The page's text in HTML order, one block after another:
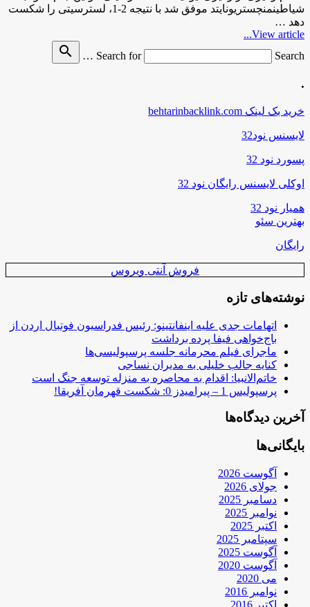
شیاطینمنچستریونایتد موفق شد با نتیجه 2-1، لسترسیتی را شکست
دهد …
View article...
Search for
Search …
search
.
خرید بک لینک behtarinbacklink.com
لایسنس نود32
پسورد نود 32
اوکلی لایسنس رایگان نود 32
همیار نود 32
بهترین سئو
رایگان
فروش آنتی ویروس
نوشته‌های تازه
اتهامات جدی علیه اینفانتینو: رئیس فدراسیون فوتبال اردن از
باج‌خواهی فیفا پرده برداشت
ماجرای فیلم محرمانه جلسه پرسپولیسی‌ها
کنایه جالب خلیلی به مدیران نساجی
خاتم‌الانبیا: اقدام به محاصره به منزله توسعه جنگ است
پرسپولیس 1 – پیرامیدز 0: شکست قهرمان آفریقا!
آخرین دیدگاه‌ها
بایگانی‌ها
آگوست 2026
جولای 2026
دسامبر 2025
نوامبر 2025
اکتبر 2025
سپتامبر 2025
آگوست 2025
آگوست 2020
می 2020
نوامبر 2016
اکتبر 2016